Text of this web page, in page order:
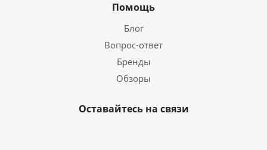
Помощь
Блог
Вопрос-ответ
Бренды
Обзоры
Оставайтесь на связи